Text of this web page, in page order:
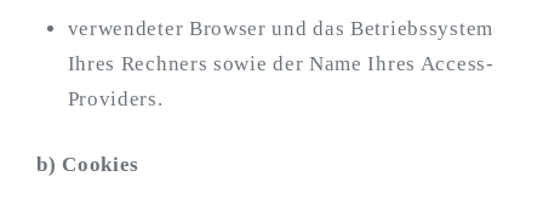
verwendeter Browser und das Betriebssystem
Ihres Rechners sowie der Name Ihres Access-
Providers.
b) Cookies